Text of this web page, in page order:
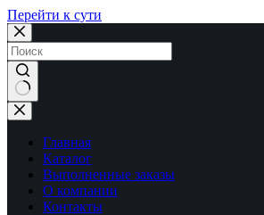
Перейти к сути
Ничего
не
найденоГлавная
Каталог
Выполненные заказы
О компании
Контакты